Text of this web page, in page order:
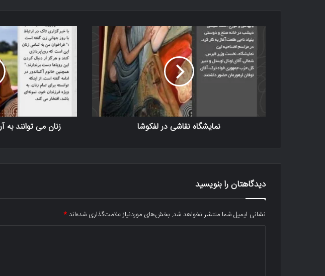
نمایشگاه نقاشی در لفکوشا زنان می توانند به
دیدگاهتان را بنویسید
نشانی ایمیل شما منتشر نخواهد شد. بخش‌های موردنیاز علامت‌گذاری شده‌اند*